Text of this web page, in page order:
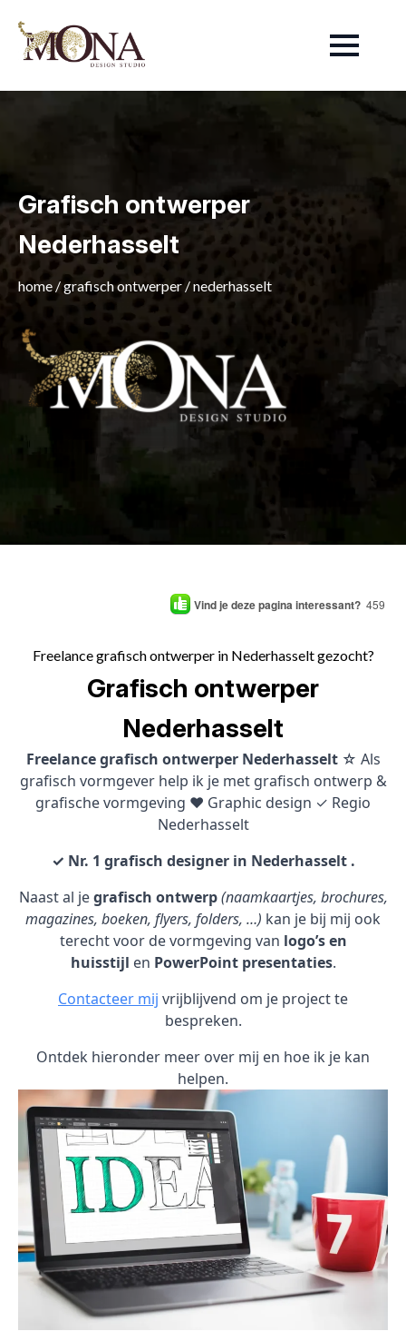
Grafisch ontwerper
Nederhasselt
home /grafisch ontwerper /nederhasselt
Vind je deze pagina interessant? 459
Freelance grafisch ontwerper in Nederhasselt gezocht?
Grafisch ontwerper
Nederhasselt
Freelance grafisch ontwerper Nederhasselt ☆ Als
grafisch vormgever help ik je met grafisch ontwerp &
grafische vormgeving ♥ Graphic design ✓ Regio
Nederhasselt
✓ Nr. 1 grafisch designer in Nederhasselt .
Naast al jegrafisch ontwerp (naamkaartjes, brochures,
magazines, boeken, flyers, folders, …) kan je bij mij ook
terecht voor de vormgeving van logo’s en
huisstijl en PowerPoint presentaties.
Contacteer mij vrijblijvend om je project te
bespreken.
Ontdek hieronder meer over mij en hoe ik je kan
helpen.